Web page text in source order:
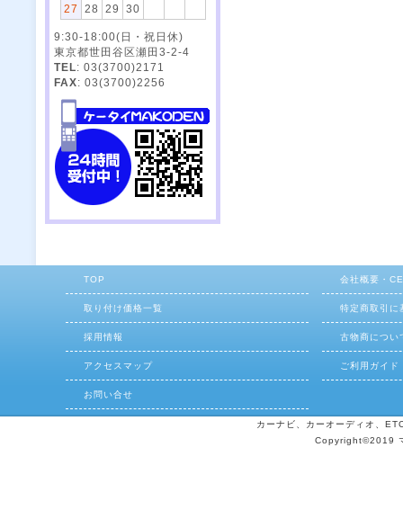
27
28 29 30
9:30-18:00(日・祝日休)
東京都世田谷区瀬田3-2-4
TEL: 03(3700)2171
FAX: 03(3700)2256
TOP 会社概要・
取り付け価格一覧 特定商取引に
採用情報 古物商につい
アクセスマップ ご利用ガイド
お問い合せ
カーナビ、カーオーディオ、
Copyright©2019